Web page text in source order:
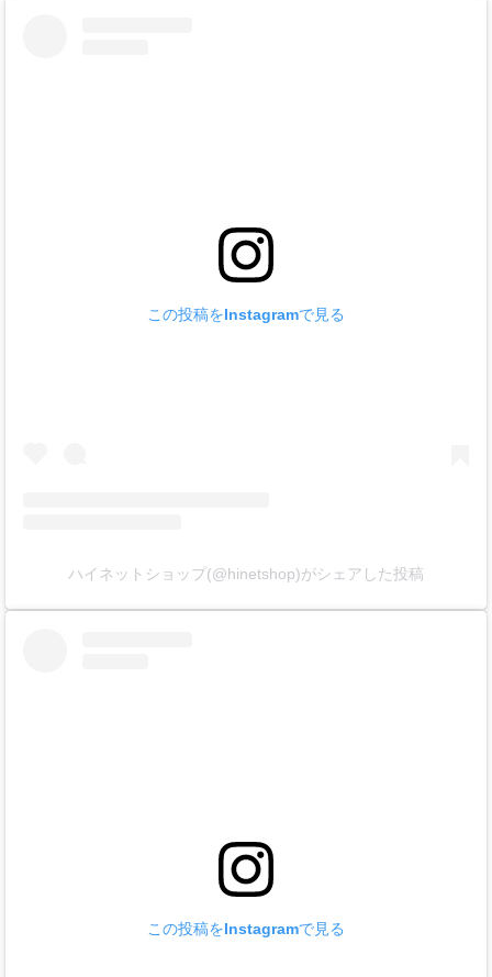
この投稿をInstagramで見る
ハイネットショップ(@hinetshop)がシェアした投稿
この投稿をInstagramで見る